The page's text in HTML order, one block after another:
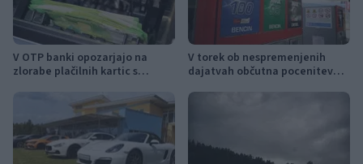
V OTP banki opozarjajo na
zlorabe plačilnih kartic s
V torek ob nespremenjenih
dajatvah občutna pocenitev